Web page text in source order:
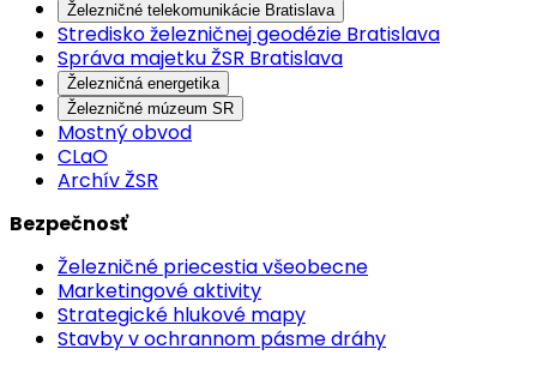
Železničné telekomunikácie Bratislava
Stredisko železničnej geodézie Bratislava
Správa majetku ŽSR Bratislava
Železničná energetika
Železničné múzeum SR
Mostný obvod
CLaO
Archív ŽSR
Bezpečnosť
Železničné priecestia všeobecne
Marketingové aktivity
Strategické hlukové mapy
Stavby v ochrannom pásme dráhy